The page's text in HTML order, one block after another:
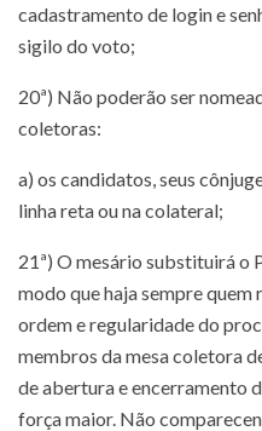
cadastramento de login e
sigilo do voto;
20ª) Não poderão ser
coletoras:
a) os candidatos, seus
linha reta ou na colateral;
21ª) O mesário substituirá o
modo que haja sempre
ordem e regularidade do
membros da mesa coletora
de abertura e encerramento
força maior. Não